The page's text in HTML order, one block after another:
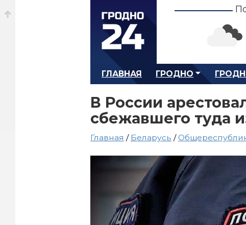
ГЛАВНАЯ ГРОДНО
В России
сбежавшего туда
Главная / Беларусь /